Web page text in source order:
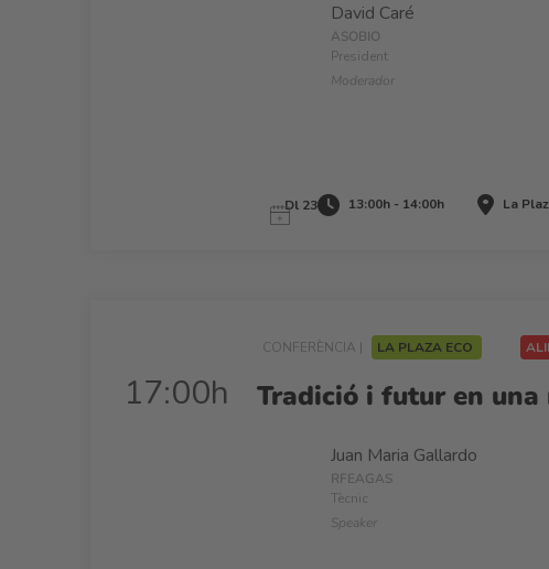
David Caré
ASOBIO
President
Moderador
Dl 23 13:00h - 14:00h La
17:00h
CONFERÈNCIA | LA PLAZA ECO
Tradició i futur en
Juan Maria Gallardo
RFEAGAS
Tècnic
Speaker